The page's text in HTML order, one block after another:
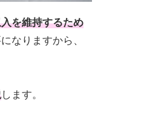
を維持するため
なりますから、
します。